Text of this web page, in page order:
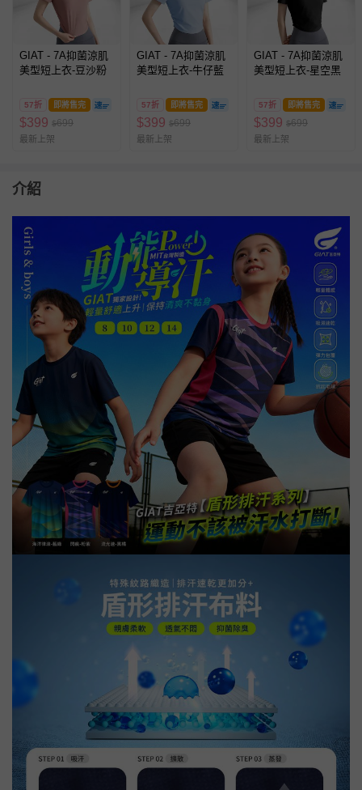
GIAT - 7A抑菌涼肌
美型短上衣-豆沙粉
57折 即將售完
$399 $699
最新上架
GIAT - 7A抑菌涼肌
美型短上衣-牛仔藍
57折 即將售完
$399 $699
最新上架
GIAT - 7A抑菌涼肌
美型短上衣-星空黑
57折 即將售完
$399 $699
最新上架
介紹